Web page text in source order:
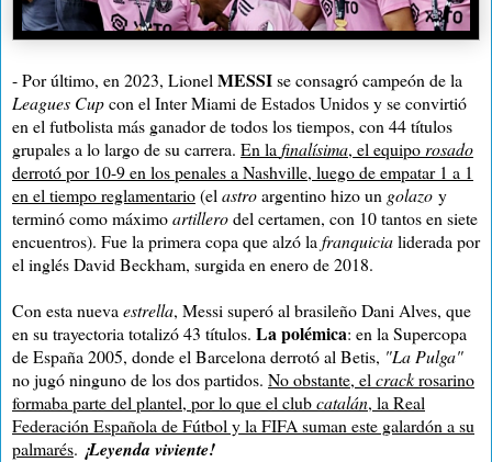
- Por último, en 2023, Lionel MESSIse consagró campeón de la
Leagues Cupcon el Inter Miami de Estados Unidos y se convirtió
en el futbolista más ganador de todos los tiempos, con 44 títulos
grupales a lo largo de su carrera. En la finalísima, el equipo rosado
derrotó por 10-9 en los penales a Nashville, luego de empatar 1 a 1
en el tiempo reglamentario(el astroargentino hizo un golazo y
terminó como máximoartillerodel certamen, con 10 tantos en siete
encuentros). Fue la primera copa que alzó la franquicialiderada por
el inglés David Beckham, surgida en enero de 2018.
Con esta nueva estrella, Messi superó al brasileño Dani Alves, que
en su trayectoria totalizó 43 títulos. La polémica: en la Supercopa
de España 2005, donde el Barcelona derrotó al Betis, "La Pulga"
no jugó ninguno de los dos partidos. No obstante, el crackrosarino
formaba parte del plantel, por lo que el clubcatalán, la Real
Federación Española de Fútbol y la FIFA suman este galardón a su
palmarés. ¡Leyenda viviente!